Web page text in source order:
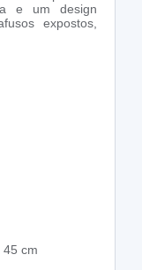
e um design
expostos,
45 cm